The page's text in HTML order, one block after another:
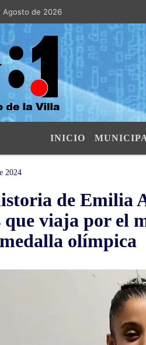
Agosto de 2026
Hoy es Sábado 8 de Agosto de 2026
INICIO
2024
de Emilia
que viaja por el
olímpica